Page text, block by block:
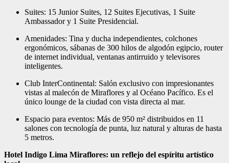
Suites: 15 Junior Suites, 12 Suites Ejecutivas, 1 Suite
Ambassador y 1 Suite Presidencial.
Amenidades: Tina y ducha independientes, colchones
ergonómicos, sábanas de 300 hilos de algodón egipcio, router
de internet individual, ventanas antirruido y televisores
inteligentes.
Club InterContinental: Salón exclusivo con impresionantes
vistas al malecón de Miraflores y al Océano Pacífico. Es el
único lounge de la ciudad con vista directa al mar.
Espacio para eventos: Más de 950 m² distribuidos en 11
salones con tecnología de punta, luz natural y alturas de hasta
5 metros.
Hotel Indigo Lima Miraflores: un reflejo del espíritu artístico